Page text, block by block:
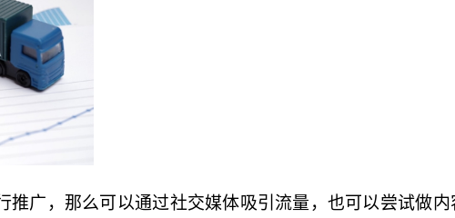
推广，那么可以通过社交媒体吸引流量，也可以尝试做